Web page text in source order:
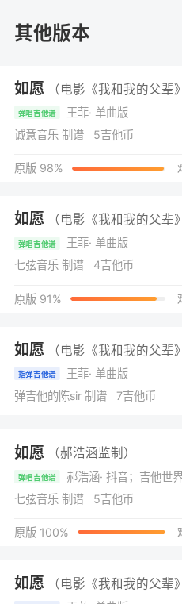
其他版本
如愿 （电影《我和我的父辈
弹唱吉他谱 王菲· 单曲版
诚意音乐 制谱 5吉他币
原版 98%
如愿 （电影《我和我的父辈
弹唱吉他谱 王菲· 单曲版
七弦音乐 制谱 4吉他币
原版 91%
如愿 （电影《我和我的父辈
指弹吉他谱 王菲· 单曲版
弹吉他的陈sir 制谱 7吉他币
如愿 （郝浩涵监制）
弹唱吉他谱 郝浩涵· 抖音；吉他世
七弦音乐 制谱 5吉他币
原版 100%
如愿 （电影《我和我的父辈